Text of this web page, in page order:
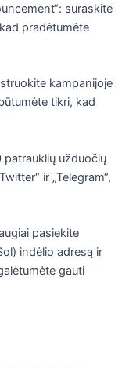
suraskite
pradėtumėte
kampanijoje
tikri, kad
patrauklių užduočių
ir „Telegram“,
pasiekite
indėlio adresą ir
gauti